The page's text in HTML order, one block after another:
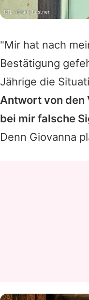
"Mir hat nach
Bestätigung
Jährige die
Antwort von den
bei mir falsche
Denn Giovanna
RTL / Frank Fastner